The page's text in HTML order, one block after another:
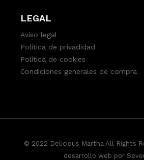
LEGAL
Aviso legal
Política de privadidad
Política de cookies
Condiciones generales de compra
© 2022 Delicious Martha All Rights
desarrollo web por